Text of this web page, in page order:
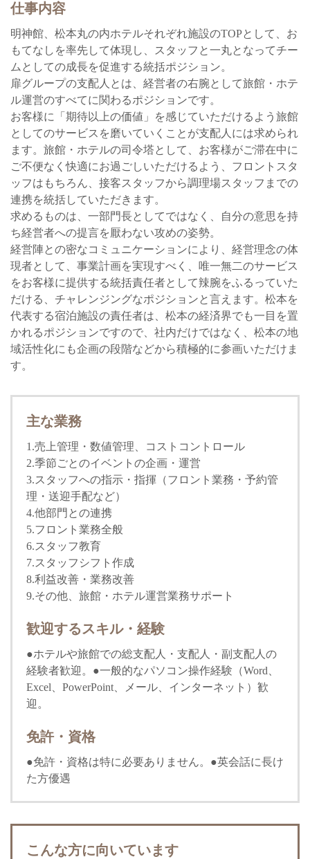
仕事内容
明神館、松本丸の内ホテルそれぞれ施設のTOPとして、お
もてなしを率先して体現し、スタッフと一丸となってチー
ムとしての成長を促進する統括ポジション。
扉グループの支配人とは、経営者の右腕として旅館・ホテ
ル運営のすべてに関わるポジションです。
お客様に「期待以上の価値」を感じていただけるよう旅館
としてのサービスを磨いていくことが支配人には求められ
ます。旅館・ホテルの司令塔として、お客様がご滞在中に
ご不便なく快適にお過ごしいただけるよう、フロントスタ
ッフはもちろん、接客スタッフから調理場スタッフまでの
連携を統括していただきます。
求めるものは、一部門長としてではなく、自分の意思を持
ち経営者への提言を厭わない攻めの姿勢。
経営陣との密なコミュニケーションにより、経営理念の体
現者として、事業計画を実現すべく、唯一無二のサービス
をお客様に提供する統括責任者として辣腕をふるっていた
だける、チャレンジングなポジションと言えます。松本を
代表する宿泊施設の責任者は、松本の経済界でも一目を置
かれるポジションですので、社内だけではなく、松本の地
域活性化にも企画の段階などから積極的に参画いただけま
す。
主な業務
1.売上管理・数値管理、コストコントロール
2.季節ごとのイベントの企画・運営
3.スタッフへの指示・指揮（フロント業務・予約管
理・送迎手配など）
4.他部門との連携
5.フロント業務全般
6.スタッフ教育
7.スタッフシフト作成
8.利益改善・業務改善
9.その他、旅館・ホテル運営業務サポート
歓迎するスキル・経験
●ホテルや旅館での総支配人・支配人・副支配人の
経験者歓迎。●一般的なパソコン操作経験（Word、
Excel、PowerPoint、メール、インターネット）歓
迎。
免許・資格
●免許・資格は特に必要ありません。●英会話に長け
た方優遇
こんな方に向いています